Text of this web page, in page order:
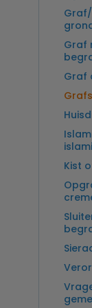
Graf
Graf
Kist